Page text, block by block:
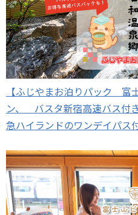
【ふじやまお泊りパック
ン、 バスタ新宿高速バス付
急ハイランドのワンデイパス